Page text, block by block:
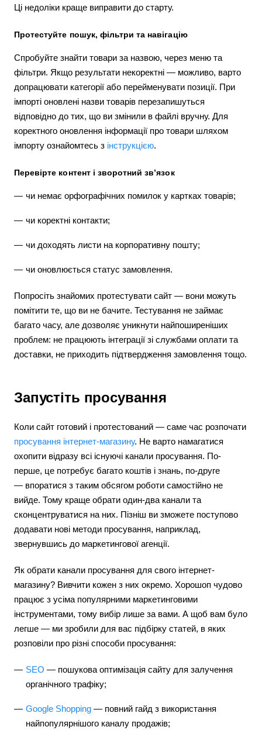
Ці недоліки краще виправити до старту.
Протестуйте пошук, фільтри та навігацію
Спробуйте знайти товари за назвою, через меню та
фільтри. Якщо результати некоректні — можливо, варто
допрацювати категорії або перейменувати позиції. При
імпорті оновлені назви товарів перезапишуться
відповідно до тих, що ви змінили в файлі вручну. Для
коректного оновлення інформації про товари шляхом
імпорту ознайомтесь з інструкцією.
Перевірте контент і зворотний зв’язок
чи немає орфографічних помилок у картках товарів;
чи коректні контакти;
чи доходять листи на корпоративну пошту;
чи оновлюється статус замовлення.
Попросіть знайомих протестувати сайт — вони можуть
помітити те, що ви не бачите. Тестування не займає
багато часу, але дозволяє уникнути найпоширеніших
проблем: не працюють інтеграції зі службами оплати та
доставки, не приходить підтвердження замовлення тощо.
Запустіть просування
Коли сайт готовий і протестований — саме час розпочати
просування інтернет-магазину. Не варто намагатися
охопити відразу всі існуючі канали просування. По-
перше, це потребує багато коштів і знань, по-друге
— впоратися з таким обсягом роботи самостійно не
вийде. Тому краще обрати один-два канали та
сконцентруватися на них. Пізніш ви зможете поступово
додавати нові методи просування, наприклад,
звернувшись до маркетингової агенції.
Як обрати канали просування для свого інтернет-
магазину? Вивчити кожен з них окремо. Хорошоп чудово
працює з усіма популярними маркетинговими
інструментами, тому вибір лише за вами. А щоб вам було
легше — ми зробили для вас підбірку статей, в яких
розповіли про різні способи просування:
SEO — пошукова оптимізація сайту для залучення
органічного трафіку;
Google Shopping — повний гайд з використання
найпопулярнішого каналу продажів;